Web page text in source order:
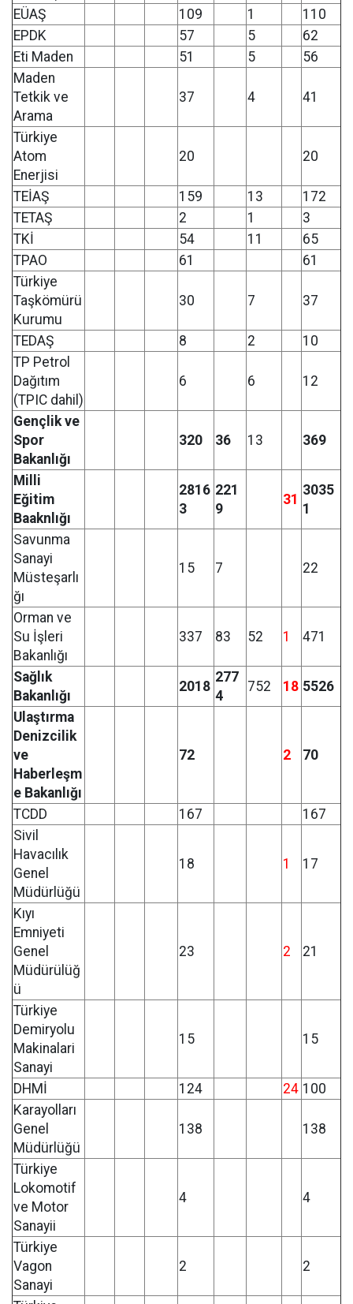
EÜAŞ 109 1
110
EPDK
57 5
62
Eti Maden
51 5
56
Maden
Tetkik ve
Arama
37 4 41
Türkiye
Atom
Enerjisi
20 20
TEİAŞ 159 13
172
TETAŞ
2 1
3
TKİ
54 11
65
TPAO
61
61
Türkiye
Taşkömürü
Kurumu
30 7 37
TEDAŞ 8 2
10
TP Petrol
Dağıtım
(TPIC dahil)
6 6 12
Gençlik ve
Spor
Bakanlığı
320 36 13 369
Milli
Eğitim
Baaknlığı
2816
3
221
9
31
3035
1
Savunma
Sanayi
Müsteşarlı
ğı
15 7 22
Orman ve
Su İşleri
Bakanlığı
337 83 52 1 471
Sağlık
Bakanlığı
2018
277
4
752 18 5526
Ulaştırma
Denizcilik
ve
Haberleşm
e Bakanlığı
72 2 70
TCDD 167
167
Sivil
Havacılık
Genel
Müdürlüğü
18 1 17
Kıyı
Emniyeti
Genel
Müdürülüğ
ü
23 2 21
Türkiye
Demiryolu
Makinalari
Sanayi
15 15
DHMİ 124 24 100
Karayolları
Genel
Müdürlüğü
138 138
Türkiye
Lokomotif
ve Motor
Sanayii
4 4
Türkiye
Vagon
Sanayi
2 2